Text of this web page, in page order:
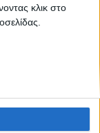
κλικ στο